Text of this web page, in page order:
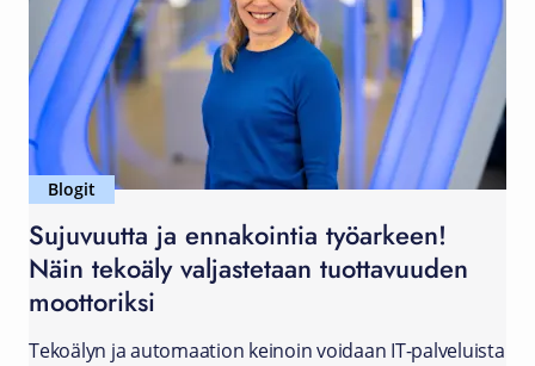
Blogit
Sujuvuutta ja ennakointia työarkeen!
Näin tekoäly valjastetaan tuottavuuden
moottoriksi
Tekoälyn ja automaation keinoin voidaan IT-palveluista